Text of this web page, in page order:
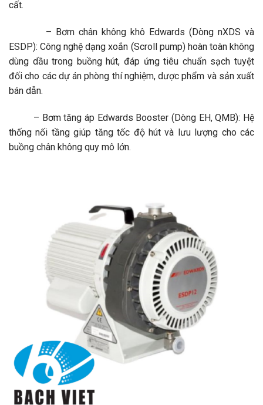
cất.
– Bơm chân không khô Edwards (Dòng nXDS và
ESDP): Công nghệ dạng xoắn (Scroll pump) hoàn toàn không
dùng dầu trong buồng hút, đáp ứng tiêu chuẩn sạch tuyệt
đối cho các dự án phòng thí nghiệm, dược phẩm và sản xuất
bán dẫn.
– Bơm tăng áp Edwards Booster (Dòng EH, QMB): Hệ
thống nối tầng giúp tăng tốc độ hút và lưu lượng cho các
buồng chân không quy mô lớn.